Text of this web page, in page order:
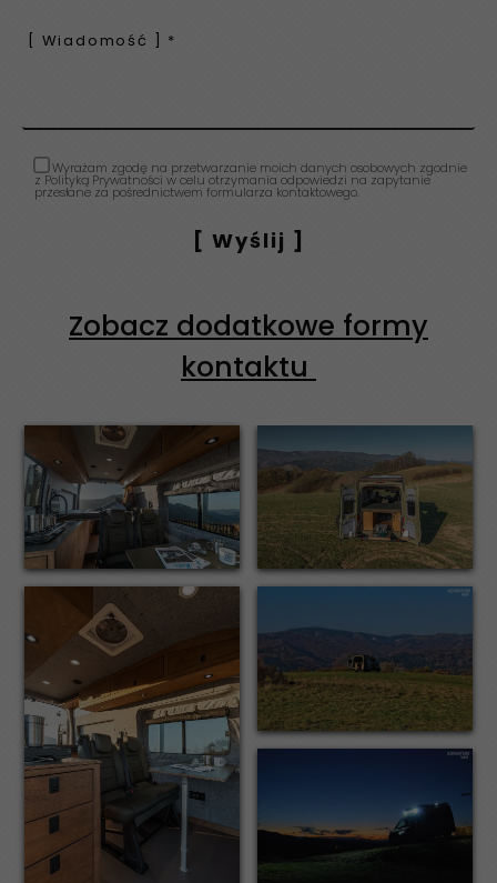
Wyrażam zgodę na przetwarzanie moich danych osobowych zgodnie
z Polityką Prywatności w celu otrzymania odpowiedzi na zapytanie
przesłane za pośrednictwem formularza kontaktowego.
Zobacz dodatkowe formy
kontaktu